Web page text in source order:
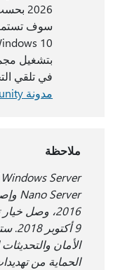
2026 بحسب
سوف تستمر
في تلقي
مدونة Microsoft Community
ملاحظة
9 أكتوبر 2018
.
الأمان
الحماية من